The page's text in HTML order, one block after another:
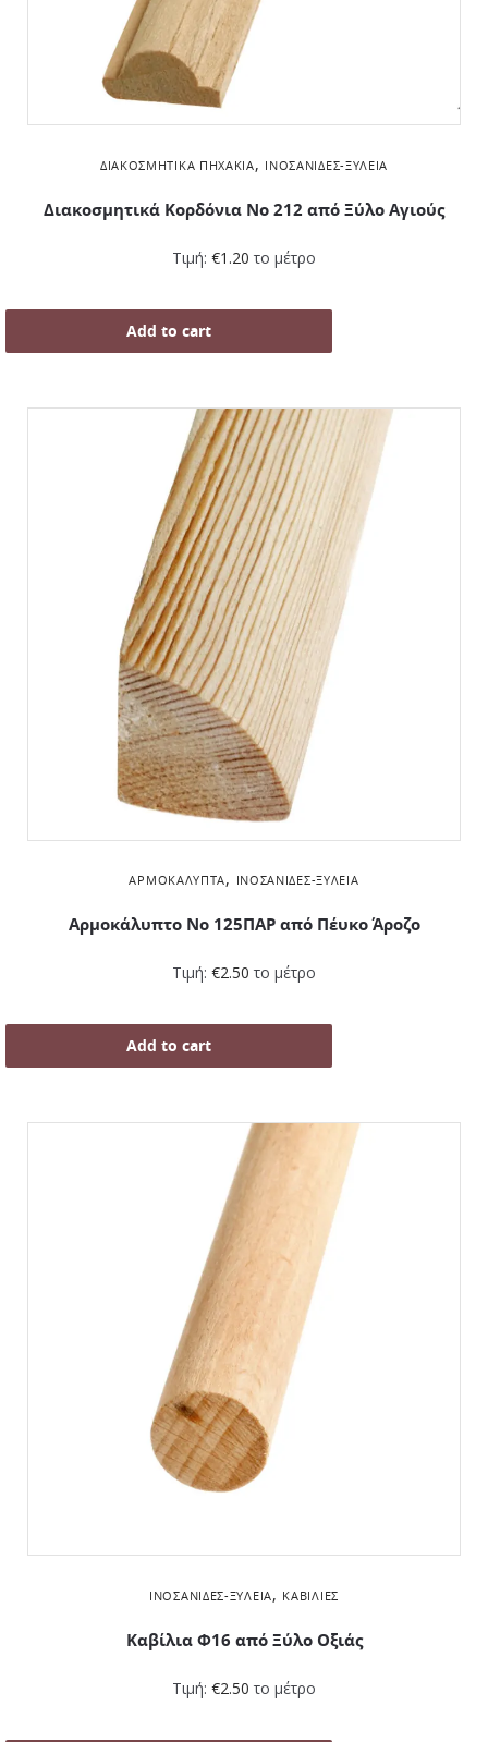
ΔΙΑΚΟΣΜΗΤΙΚΆ ΠΗΧΆΚΙΑ, ΙΝΟΣΑΝΊΔΕΣ-ΞΥΛΕΊΑ
Διακοσμητικά Κορδόνια Νο 212 από Ξύλο Αγιούς
Τιμή: €1.20 το μέτρο
Add to cart
ΑΡΜΟΚΆΛΥΠΤΑ, ΙΝΟΣΑΝΊΔΕΣ-ΞΥΛΕΊΑ
Αρμοκάλυπτο Νο 125ΠΑΡ από Πέυκο Άροζο
Τιμή: €2.50 το μέτρο
Add to cart
ΙΝΟΣΑΝΊΔΕΣ-ΞΥΛΕΊΑ, ΚΑΒΊΛΙΕΣ
Καβίλια Φ16 από Ξύλο Οξιάς
Τιμή: €2.50 το μέτρο